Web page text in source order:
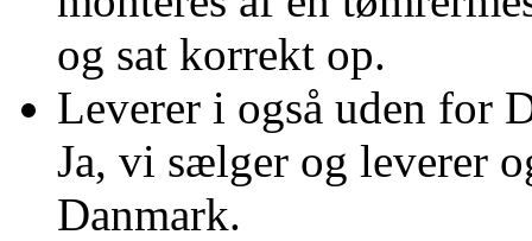
og sat korrekt op.
Leverer i også uden for
Ja, vi sælger og leverer
Danmark.